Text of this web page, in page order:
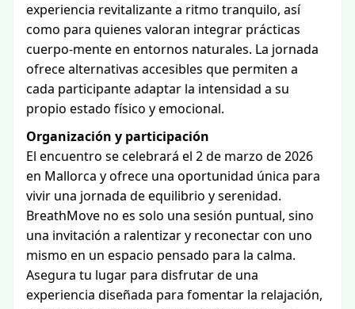
experiencia revitalizante a ritmo tranquilo, así
como para quienes valoran integrar prácticas
cuerpo-mente en entornos naturales. La jornada
ofrece alternativas accesibles que permiten a
cada participante adaptar la intensidad a su
propio estado físico y emocional.
Organización y participación
El encuentro se celebrará el 2 de marzo de 2026
en Mallorca y ofrece una oportunidad única para
vivir una jornada de equilibrio y serenidad.
BreathMove no es solo una sesión puntual, sino
una invitación a ralentizar y reconectar con uno
mismo en un espacio pensado para la calma.
Asegura tu lugar para disfrutar de una
experiencia diseñada para fomentar la relajación,